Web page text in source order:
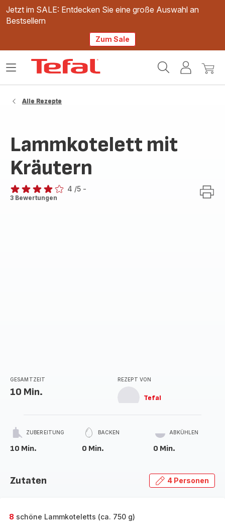
Jetzt im SALE: Entdecken Sie eine große Auswahl an
Bestsellern
Zum Sale
Mein
Mein
Das
Alle Rezepte
Lammkotelett mit
Kräutern
Bewertung
4 /5 -
3 Bewertungen
GESAMTZEIT
10 Min.
REZEPT VON
Tefal
ZUBEREITUNG
10 Min.
BACKEN
0 Min.
ABKÜHLEN
0 Min.
Zutaten 4 Personen
8 schöne Lammkoteletts (ca. 750 g)